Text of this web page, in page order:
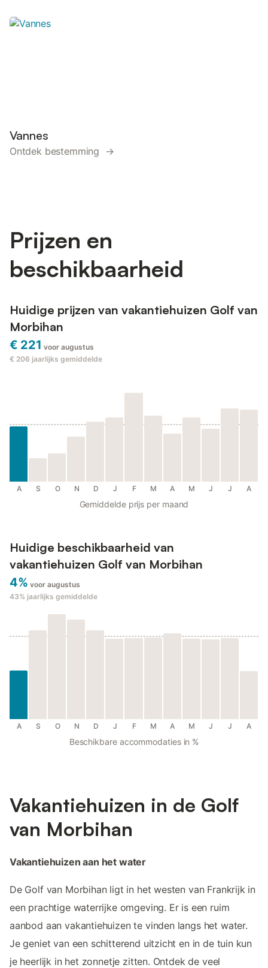
Vannes
Ontdek bestemming →
Prijzen en
beschikbaarheid
Huidige prijzen van vakantiehuizen Golf van
Morbihan
€ 221 voor augustus
€ 206 jaarlijks gemiddelde
A S O N D J F M A M J J A
Gemiddelde prijs per maand
Huidige beschikbaarheid van
vakantiehuizen Golf van Morbihan
4% voor augustus
43% jaarlijks gemiddelde
A S O N D J F M A M J J A
Beschikbare accommodaties in %
Vakantiehuizen in de Golf
van Morbihan
Vakantiehuizen aan het water
De Golf van Morbihan ligt in het westen van Frankrijk in
een prachtige waterrijke omgeving. Er is een ruim
aanbod aan vakantiehuizen te vinden langs het water.
Je geniet van een schitterend uitzicht en in de tuin kun
je heerlijk in het zonnetje zitten. Ontdek de veel